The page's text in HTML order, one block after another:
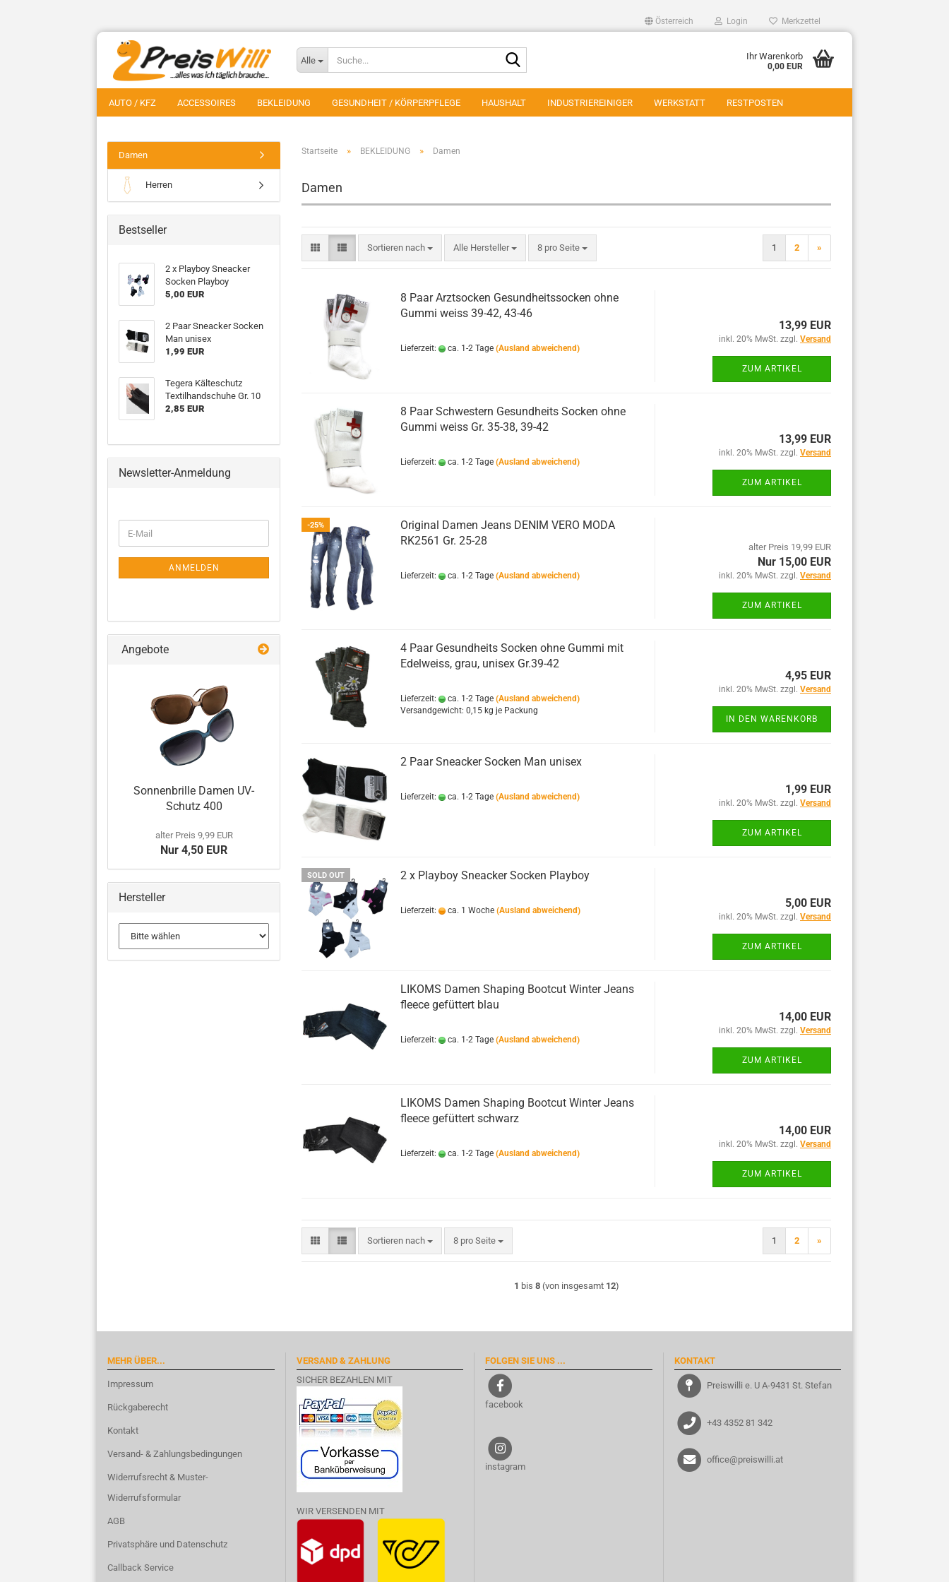
Österreich Login Merkzettel
Alle Ihr Warenkorb
0,00 EUR
AUTO / KFZ ACCESSOIRES BEKLEIDUNG GESUNDHEIT / KÖRPERPFLEGE HAUSHALT INDUSTRIEREINIGER WERKSTATT RESTPOSTEN
Startseite » BEKLEIDUNG » Damen
Damen
Sortieren nach
Sortieren nach Alle Hersteller 8 pro Seite
pro Seite 1 2 »
8 Paar Arztsocken Gesundheitssocken ohne
Gummi weiss 39-42, 43-46
Lieferzeit: ca. 1-2 Tage (Ausland abweichend)
13,99 EUR
inkl. 20% MwSt. zzgl. Versand
ZUM ARTIKEL
8 Paar Schwestern Gesundheits Socken ohne
Gummi weiss Gr. 35-38, 39-42
Lieferzeit: ca. 1-2 Tage (Ausland abweichend)
13,99 EUR
inkl. 20% MwSt. zzgl. Versand
ZUM ARTIKEL
-25%
Original Damen Jeans DENIM VERO MODA
RK2561 Gr. 25-28
Lieferzeit: ca. 1-2 Tage (Ausland abweichend)
alter Preis 19,99 EUR
Nur 15,00 EUR
inkl. 20% MwSt. zzgl. Versand
ZUM ARTIKEL
4 Paar Gesundheits Socken ohne Gummi mit
Edelweiss, grau, unisex Gr.39-42
Lieferzeit: ca. 1-2 Tage (Ausland abweichend)
Versandgewicht: 0,15 kg je Packung
4,95 EUR
inkl. 20% MwSt. zzgl. Versand
IN DEN WARENKORB
2 Paar Sneacker Socken Man unisex
Lieferzeit: ca. 1-2 Tage (Ausland abweichend)
1,99 EUR
inkl. 20% MwSt. zzgl. Versand
ZUM ARTIKEL
SOLD OUT 2 x Playboy Sneacker Socken Playboy
Lieferzeit: ca. 1 Woche (Ausland abweichend)
5,00 EUR
inkl. 20% MwSt. zzgl. Versand
ZUM ARTIKEL
LIKOMS Damen Shaping Bootcut Winter Jeans
fleece gefüttert blau
Lieferzeit: ca. 1-2 Tage (Ausland abweichend)
14,00 EUR
inkl. 20% MwSt. zzgl. Versand
ZUM ARTIKEL
LIKOMS Damen Shaping Bootcut Winter Jeans
fleece gefüttert schwarz
Lieferzeit: ca. 1-2 Tage (Ausland abweichend)
14,00 EUR
inkl. 20% MwSt. zzgl. Versand
ZUM ARTIKEL
Sortieren nach
Sortieren nach 8 pro Seite
pro Seite 1 2 »
1 bis 8(von insgesamt 12)
Damen
Herren
Bestseller
2 x Playboy Sneacker
Socken Playboy
5,00 EUR
2 Paar Sneacker Socken
Man unisex
1,99 EUR
Tegera Kälteschutz
Textilhandschuhe Gr. 10
2,85 EUR
Newsletter-Anmeldung
ZUR
ANMELDUNG
E-
Mail
ANMELDEN
Angebote
Sonnenbrille Damen UV-
Schutz 400
alter Preis 9,99 EUR
Nur 4,50 EUR
Hersteller
MEHR ÜBER...
Impressum
Rückgaberecht
Kontakt
Versand- & Zahlungsbedingungen
Widerrufsrecht & Muster-
Widerrufsformular
AGB
Privatsphäre und Datenschutz
Callback Service
VERSAND & ZAHLUNG
SICHER BEZAHLEN MIT
WIR VERSENDEN MIT
FOLGEN SIE UNS ...
facebook
instagram
KONTAKT
Preiswilli e. U A-9431 St. Stefan
+43 4352 81 342
office@preiswilli.at